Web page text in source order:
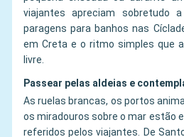
viajantes apreciam sobretudo
paragens para banhos nas
em Creta e o ritmo simples que
livre.
Passear pelas aldeias e
As ruelas brancas, os portos
os miradouros sobre o mar estão
referidos pelos viajantes. De